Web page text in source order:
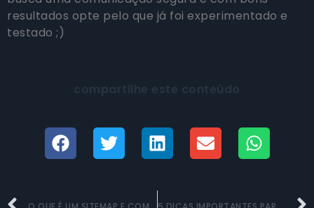
resultados opte pelo que já foi experimentado e
testado ;)